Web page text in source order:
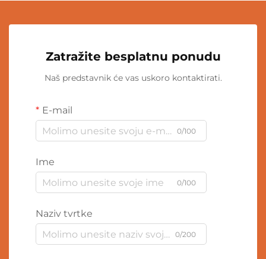
Zatražite besplatnu ponudu
Naš predstavnik će vas uskoro kontaktirati.
E-mail
0/100
Ime
0/100
Naziv tvrtke
0/200